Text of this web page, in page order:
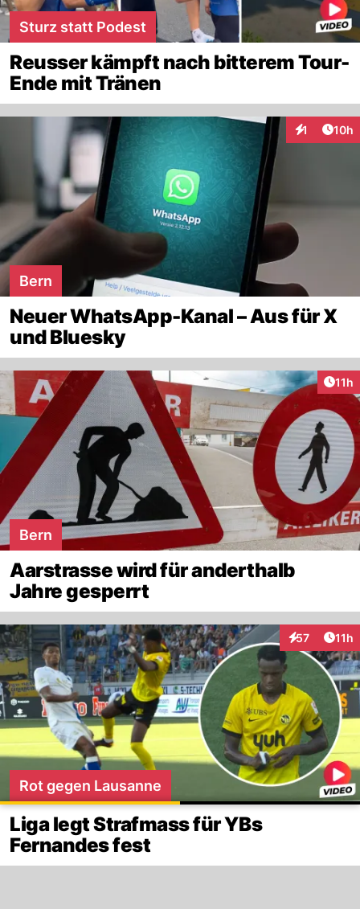
Sturz statt Podest
Reusser kämpft nach bitterem Tour-
Ende mit Tränen
1 10h
Bern
Neuer WhatsApp-Kanal – Aus für X
und Bluesky
11h
Bern
Aarstrasse wird für anderthalb
Jahre gesperrt
57
Interaktionen
11h
Rot gegen Lausanne
Liga legt Strafmass für YBs
Fernandes fest